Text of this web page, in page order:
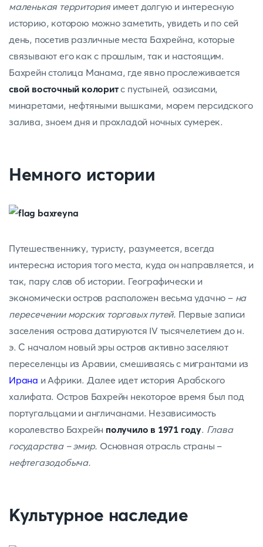
маленькая территория имеет долгую и интересную
историю, которою можно заметить, увидеть и по сей
день, посетив различные места Бахрейна, которые
связывают его как с прошлым, так и настоящим.
Бахрейн столица Манама, где явно прослеживается
свой восточный колоритс пустыней, оазисами,
минаретами, нефтяными вышками, морем персидского
залива, зноем дня и прохладой ночных сумерек.
Немного истории
Путешественнику, туристу, разумеется, всегда
интересна история того места, куда он направляется, и
так, пару слов об истории. Географически и
экономически остров расположен весьма удачно – на
пересечении морских торговых путей. Первые записи
заселения острова датируются IV тысячелетием до н.
э. С началом новый эры остров активно заселяют
переселенцы из Аравии, смешиваясь с мигрантами из
Ирана и Африки. Далее идет история Арабского
халифата. Остров Бахрейн некоторое время был под
португальцами и англичанами. Независимость
королевство Бахрейн получило в 1971 году. Глава
государства – эмир. Основная отрасль страны –
нефтегазодобыча.
Культурное наследие